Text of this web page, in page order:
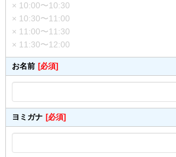
× 10:00〜10:30
× 10:30〜11:00
× 11:00〜11:30
× 11:30〜12:00
お名前 [必須]
ヨミガナ [必須]